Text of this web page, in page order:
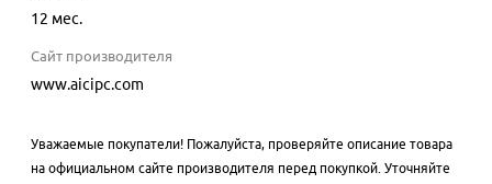
12 мес.
Сайт производителя
www.aicipc.com
Уважаемые покупатели! Пожалуйста, проверяйте описание товара
на официальном сайте производителя перед покупкой. Уточняйте